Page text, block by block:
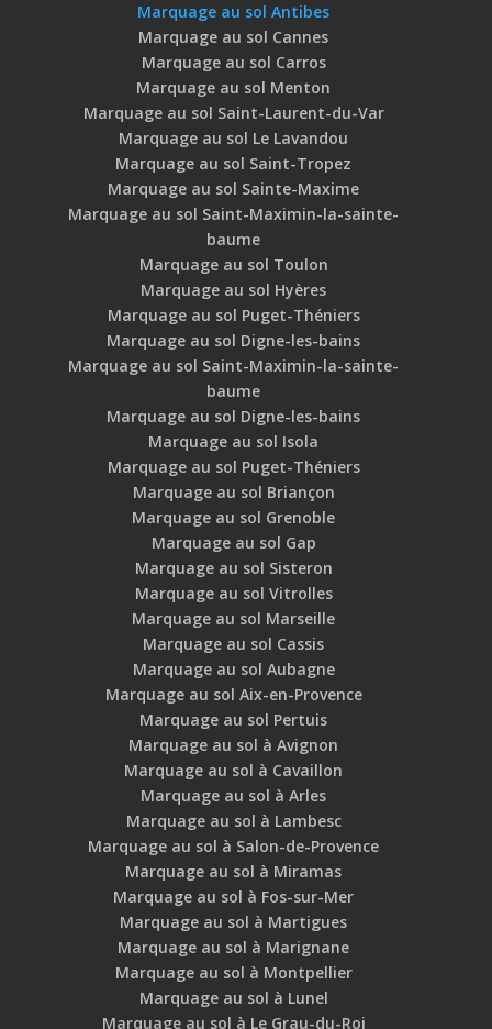
Marquage au sol Antibes
Marquage au sol Cannes
Marquage au sol Carros
Marquage au sol Menton
Marquage au sol Saint-Laurent-du-Var
Marquage au sol Le Lavandou
Marquage au sol Saint-Tropez
Marquage au sol Sainte-Maxime
Marquage au sol Saint-Maximin-la-sainte-
baume
Marquage au sol Toulon
Marquage au sol Hyères
Marquage au sol Puget-Théniers
Marquage au sol Digne-les-bains
Marquage au sol Saint-Maximin-la-sainte-
baume
Marquage au sol Digne-les-bains
Marquage au sol Isola
Marquage au sol Puget-Théniers
Marquage au sol Briançon
Marquage au sol Grenoble
Marquage au sol Gap
Marquage au sol Sisteron
Marquage au sol Vitrolles
Marquage au sol Marseille
Marquage au sol Cassis
Marquage au sol Aubagne
Marquage au sol Aix-en-Provence
Marquage au sol Pertuis
Marquage au sol à Avignon
Marquage au sol à Cavaillon
Marquage au sol à Arles
Marquage au sol à Lambesc
Marquage au sol à Salon-de-Provence
Marquage au sol à Miramas
Marquage au sol à Fos-sur-Mer
Marquage au sol à Martigues
Marquage au sol à Marignane
Marquage au sol à Montpellier
Marquage au sol à Lunel
Marquage au sol à Le Grau-du-Roi